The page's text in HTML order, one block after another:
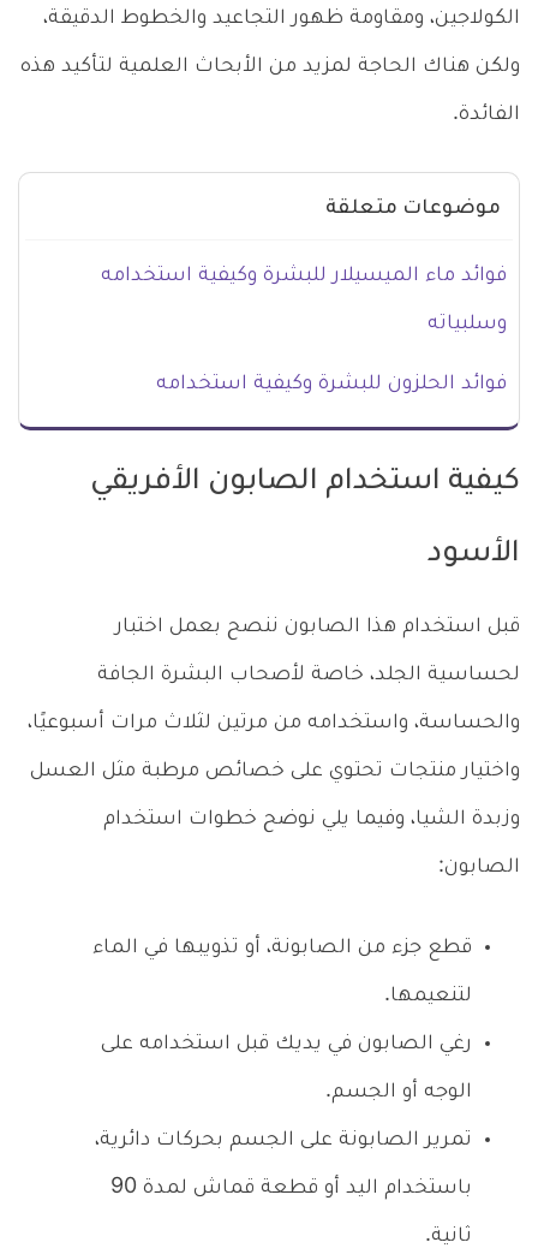
الكولاجين، ومقاومة ظهور التجاعيد والخطوط الدقيقة،
ولكن هناك الحاجة لمزيد من الأبحاث العلمية لتأكيد هذه
الفائدة.
موضوعات متعلقة
فوائد ماء الميسيلار للبشرة وكيفية استخدامه
وسلبياته
فوائد الحلزون للبشرة وكيفية استخدامه
كيفية استخدام الصابون الأفريقي
الأسود
قبل استخدام هذا الصابون ننصح بعمل اختبار
لحساسية الجلد، خاصة لأصحاب البشرة الجافة
والحساسة، واستخدامه من مرتين لثلاث مرات أسبوعيًا،
واختيار منتجات تحتوي على خصائص مرطبة مثل العسل
وزبدة الشيا، وفيما يلي نوضح خطوات استخدام
الصابون:
قطع جزء من الصابونة، أو تذويبها في الماء
لتنعيمها.
رغي الصابون في يديك قبل استخدامه على
الوجه أو الجسم.
تمرير الصابونة على الجسم بحركات دائرية،
باستخدام اليد أو قطعة قماش لمدة 90
ثانية.